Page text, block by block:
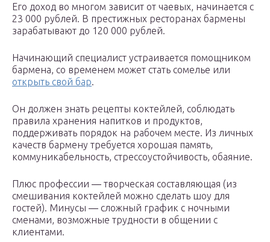
Его доход во многом зависит от чаевых, начинается с
23 000 рублей. В престижных ресторанах бармены
зарабатывают до 120 000 рублей.
Начинающий специалист устраивается помощником
бармена, со временем может стать сомелье или
открыть свой бар.
Он должен знать рецепты коктейлей, соблюдать
правила хранения напитков и продуктов,
поддерживать порядок на рабочем месте. Из личных
качеств бармену требуется хорошая память,
коммуникабельность, стрессоустойчивость, обаяние.
Плюс профессии ― творческая составляющая (из
смешивания коктейлей можно сделать шоу для
гостей). Минусы ― сложный график с ночными
сменами, возможные трудности в общении с
клиентами.